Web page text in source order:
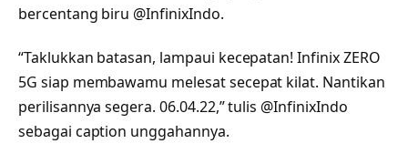
bercentang biru @InfinixIndo.
“Taklukkan batasan, lampaui kecepatan! Infinix ZERO
5G siap membawamu melesat secepat kilat. Nantikan
perilisannya segera. 06.04.22,” tulis @InfinixIndo
sebagai caption unggahannya.